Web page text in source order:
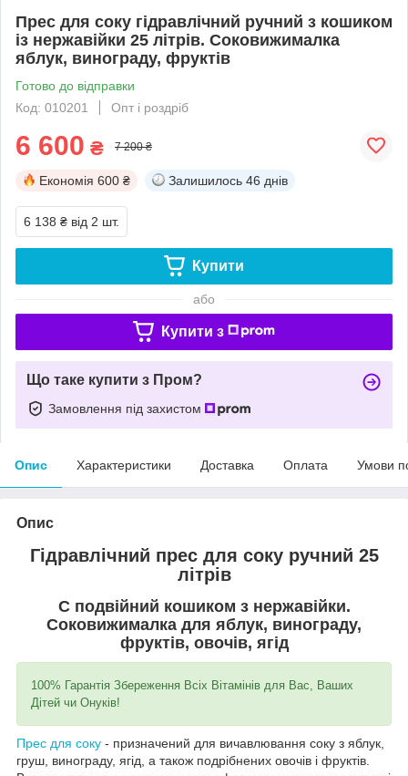
Прес для соку гідравлічний ручний з кошиком
із нержавійки 25 літрів. Соковижималка
яблук, винограду, фруктів
Готово до відправки
Код: 010201
Опт і роздріб
6 600 ₴ 7 200 ₴
Економія 600 ₴ Залишилось 46 днів
6 138 ₴ від 2 шт.
Купити
або
Купити з
Що таке купити з Пром?
Замовлення під захистом
Опис Характеристики Доставка Оплата Умови
Опис
Гідравлічний прес для соку ручний 25
літрів
C подвійний кошиком з нержавійки.
Соковижималка для яблук, винограду,
фруктів, овочів, ягід
100% Гарантія Збереження Всіх Вітамінів для Вас, Ваших
Дітей чи Онуків!
Прес для соку - призначений для вичавлювання соку з яблук,
груш, винограду, ягід, а також подрібнених овочів і фруктів.